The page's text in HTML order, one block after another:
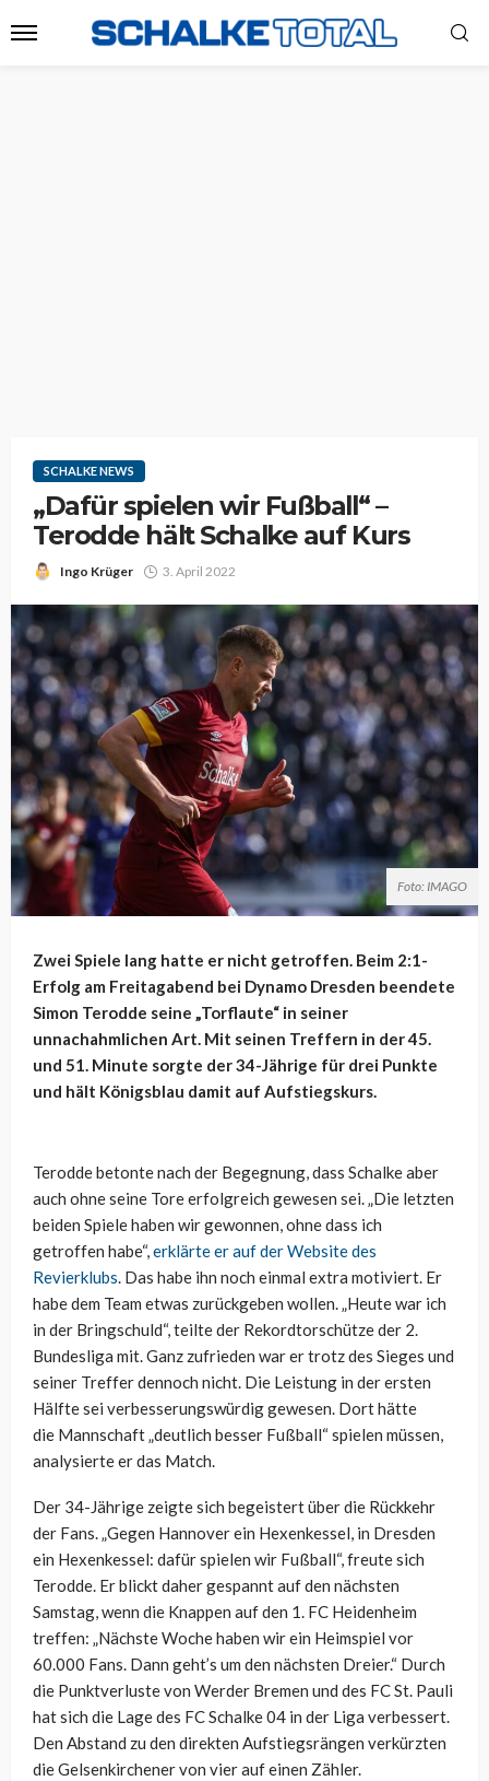
SCHALKE NEWS
„Dafür spielen wir Fußball“ –
Terodde hält Schalke auf Kurs
Ingo Krüger 3. April 2022
Foto: IMAGO
Zwei Spiele lang hatte er nicht getroffen. Beim 2:1-
Erfolg am Freitagabend bei Dynamo Dresden beendete
Simon Terodde seine „Torflaute“ in seiner
unnachahmlichen Art. Mit seinen Treffern in der 45.
und 51. Minute sorgte der 34-Jährige für drei Punkte
und hält Königsblau damit auf Aufstiegskurs.
Terodde betonte nach der Begegnung, dass Schalke aber
auch ohne seine Tore erfolgreich gewesen sei. „Die letzten
beiden Spiele haben wir gewonnen, ohne dass ich
getroffen habe“,erklärte er auf der Website des
Revierklubs. Das habe ihn noch einmal extra motiviert. Er
habe dem Team etwas zurückgeben wollen. „Heute war ich
in der Bringschuld“, teilte der Rekordtorschütze der 2.
Bundesliga mit. Ganz zufrieden war er trotz des Sieges und
seiner Treffer dennoch nicht. Die Leistung in der ersten
Hälfte sei verbesserungswürdig gewesen. Dort hätte
die Mannschaft „deutlich besser Fußball“ spielen müssen,
analysierte er das Match.
Der 34-Jährige zeigte sich begeistert über die Rückkehr
der Fans. „Gegen Hannover ein Hexenkessel, in Dresden
ein Hexenkessel: dafür spielen wir Fußball“, freute sich
Terodde. Er blickt daher gespannt auf den nächsten
Samstag, wenn die Knappen auf den 1. FC Heidenheim
treffen: „Nächste Woche haben wir ein Heimspiel vor
60.000 Fans. Dann geht’s um den nächsten Dreier.“ Durch
die Punktverluste von Werder Bremen und des FC St. Pauli
hat sich die Lage des FC Schalke 04 in der Liga verbessert.
Den Abstand zu den direkten Aufstiegsrängen verkürzten
die Gelsenkirchener von vier auf einen Zähler.